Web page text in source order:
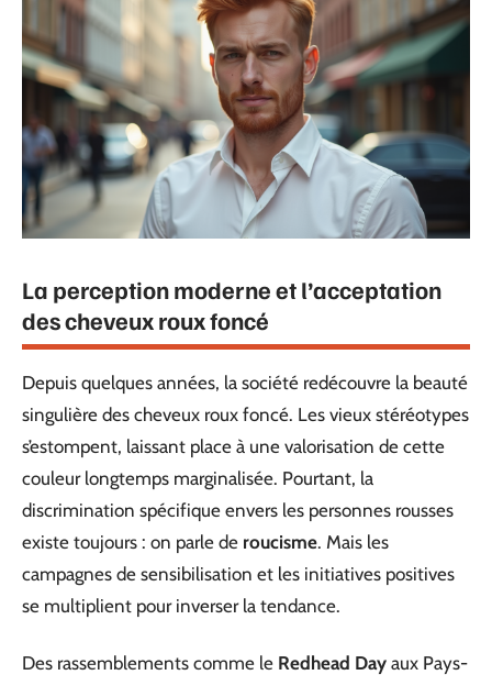
La perception moderne et l’acceptation
des cheveux roux foncé
Depuis quelques années, la société redécouvre la beauté
singulière des cheveux roux foncé. Les vieux stéréotypes
s’estompent, laissant place à une valorisation de cette
couleur longtemps marginalisée. Pourtant, la
discrimination spécifique envers les personnes rousses
existe toujours : on parle de roucisme. Mais les
campagnes de sensibilisation et les initiatives positives
se multiplient pour inverser la tendance.
Des rassemblements comme le Redhead Day aux Pays-